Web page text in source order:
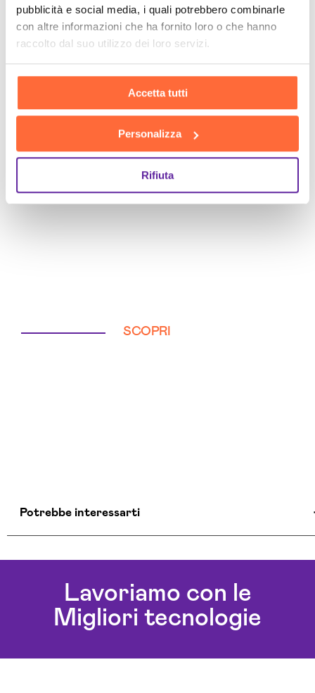
pubblicità e social media, i quali potrebbero combinarle
con altre informazioni che ha fornito loro o che hanno
raccolto dal suo utilizzo dei loro servizi.
Accetta tutti
Personalizza
Rifiuta
SCOPRI
SCOPRI
Potrebbe interessarti
Realizzazione Ecommerce Potenza
Lavoriamo con le
Migliori tecnologie